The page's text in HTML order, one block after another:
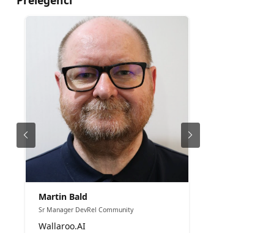
Martin Bald
Sr Manager DevRel Community
Wallaroo.AI